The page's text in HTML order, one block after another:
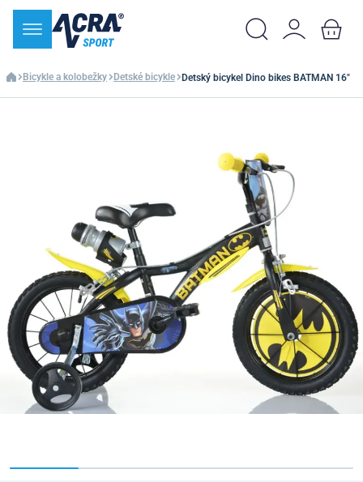
Bicykle a kolobežky Detské bicykle Detský bicykel Dino bikes BATMAN 16"